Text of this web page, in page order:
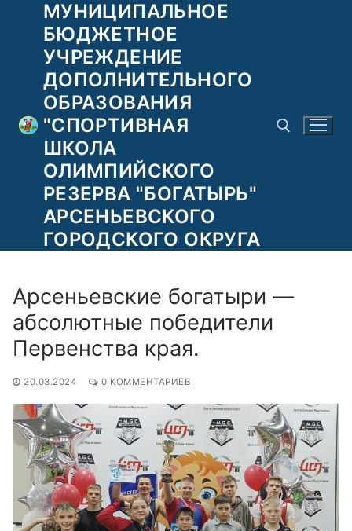
Перейти
содержимому
МУНИЦИПАЛЬНОЕ
БЮДЖЕТНОЕ
УЧРЕЖДЕНИЕ
ДОПОЛНИТЕЛЬНОГО
ОБРАЗОВАНИЯ
"СПОРТИВНАЯ
ШКОЛА
ОЛИМПИЙСКОГО
РЕЗЕРВА "БОГАТЫРЬ"
АРСЕНЬЕВСКОГО
ГОРОДСКОГО ОКРУГА
Найти:
Арсеньевские богатыри —
абсолютные победители
Первенства края.
20.03.2024 0 КОММЕНТАРИЕВ